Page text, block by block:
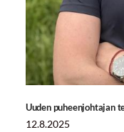
Uuden puheenjohtajan
12.8.2025